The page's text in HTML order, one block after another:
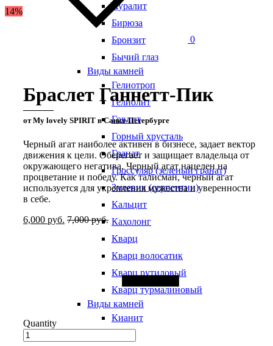
Ауралит
Бирюза
Бронзит
Бычий глаз
Виды камней
Гелиотроп
Гелиолит
Говлит
Горный хрусталь
Гранат
Гроссуляр (зеленый гранат)
Змеевик (серпентин)
Кальцит
Кахолонг
Кварц
Кварц волосатик
Кварц рутиловый
Кварц турмалиновый
Виды камней
Кианит
0
14%
Браслет Ганнетт-Пик
от My lovely SPIRIT в Санкт-Петербурге
Черный агат наиболее активен в бизнесе, задает вектор
движения к цели. Оберегает и защищает владельца от
окружающего негатива. Черный агат нацелен на
процветание и победу. Как талисман, черный агат
используется для укрепления мужества и уверенности
в себе.
6,000 руб. 7,000руб.
Quantity